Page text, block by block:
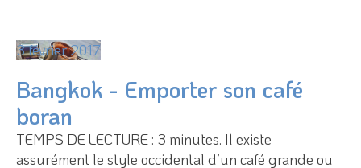
3 février 2017
Bangkok - Emporter son café
boran
TEMPS DE LECTURE : 3 minutes. Il existe
assurément le style occidental d’un café grande ou